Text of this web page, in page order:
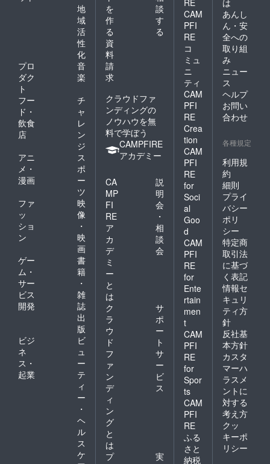
地
域
活
性
化
プロ
ダク
ト
音
楽
フー
ド・
飲食
店
チ
ャ
レ
ン
ジ
アニ
メ・
漫画
ス
ポ
ー
ツ
ファ
ッ
ショ
ン
映
像
・
映
画
ゲー
ム・
サー
ビス
開発
書
籍
・
雑
誌
出
版
ビジ
ネ
ス・
起業
ビ
ュ
ー
テ
ィ
ー
・
ヘ
ル
ス
ケ
を
作
る
談
す
る
資
料
請
求
クラウドファ
ンディングの
ノウハウを無
料で学ぼう
CAMPFIRE
アカデミー
CA
MP
FI
RE
ア
カ
デ
ミ
ー
と
は
説
明
会
・
相
談
会
ク
ラ
ウ
ド
フ
ァ
ン
デ
ィ
ン
グ
と
は
サ
ポ
ー
ト
サ
ー
ビ
ス
プ
実
RE
CAM
PFI
RE
コ
ミュ
ニ
ティ
CAM
PFI
RE
Crea
tion
CAM
PFI
RE
for
Soci
al
Goo
d
CAM
PFI
RE
for
Ente
rtain
men
t
CAM
PFI
RE
for
Spor
ts
CAM
PFI
RE
ふる
さと
納税
は
あんし
ん・安
全への
取り組
み
ニュー
ス
ヘルプ
お問い
合わせ
各種規定
利用規
約
細則
プライ
バシー
ポリ
シー
特定商
取引法
に基づ
く表記
情報セ
キュリ
ティ方
針
反社基
本方針
カスタ
マーハ
ラスメ
ントに
対する
考え方
クッ
キーポ
リシー